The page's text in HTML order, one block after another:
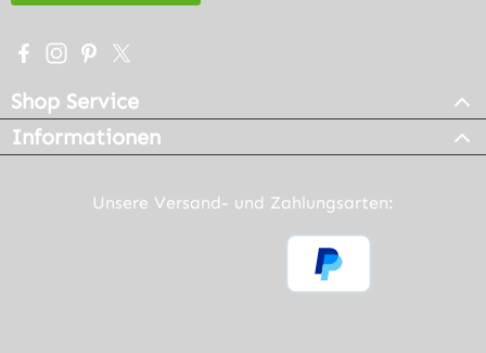
Besuche uns auf Facebook – öffnet in neuem Tab
Schau auf Instagram vorbei – öffnet in neuem Tab
Lass dich auf Pinterest inspirieren – öffnet in
Folge uns auf X – öffnet in neuem Tab
Shop Service
Informationen
Unsere Versand- und Zahlungsarten: